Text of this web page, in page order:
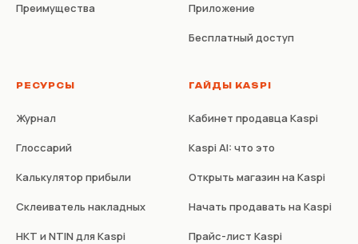
Преимущества Приложение
Бесплатный доступ
РЕСУРСЫ
Журнал
Глоссарий
Калькулятор прибыли
Склеиватель накладных
НКТ и NTIN для Kaspi
ГАЙДЫ KASPI
Кабинет продавца Kaspi
Kaspi AI: что это
Открыть магазин на Kaspi
Начать продавать на Kaspi
Прайс-лист Kaspi